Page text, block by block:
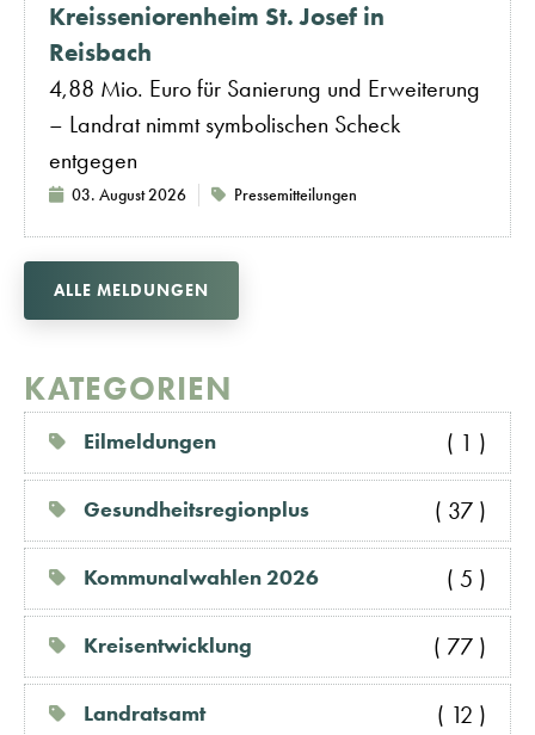
Kreisseniorenheim St. Josef in
Reisbach
4,88 Mio. Euro für Sanierung und Erweiterung
– Landrat nimmt symbolischen Scheck
entgegen
03. August 2026 Pressemitteilungen
ALLE MELDUNGEN
KATEGORIEN
Eilmeldungen ( 1 )
Gesundheitsregionplus ( 37 )
Kommunalwahlen 2026 ( 5 )
Kreisentwicklung ( 77 )
Landratsamt ( 12 )